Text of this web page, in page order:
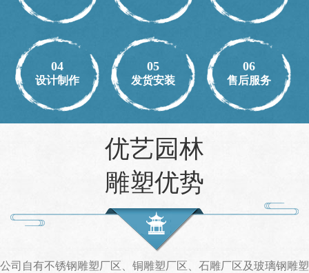
04
设计制作
05
发货安装
06
售后服务
优艺园林
雕塑优势
公司自有不锈钢雕塑厂区、铜雕塑厂区、石雕厂区及玻璃钢雕塑